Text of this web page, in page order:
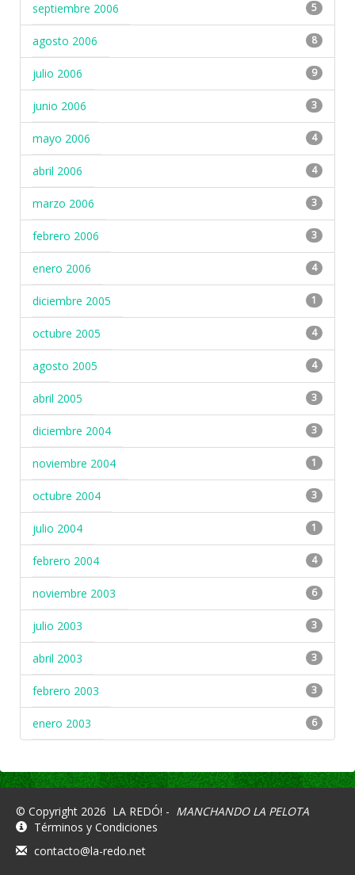
septiembre 2006 5
agosto 2006 8
julio 2006 9
junio 2006 3
mayo 2006 4
abril 2006 4
marzo 2006 3
febrero 2006 3
enero 2006 4
diciembre 2005 1
octubre 2005 4
agosto 2005 4
abril 2005 3
diciembre 2004 3
noviembre 2004 1
octubre 2004 3
julio 2004 1
febrero 2004 4
noviembre 2003 6
julio 2003 3
abril 2003 3
febrero 2003 3
enero 2003 6
© Copyright 2026 LA REDÓ! - MANCHANDO LA PELOTA
Términos y Condiciones
contacto@la-redo.net